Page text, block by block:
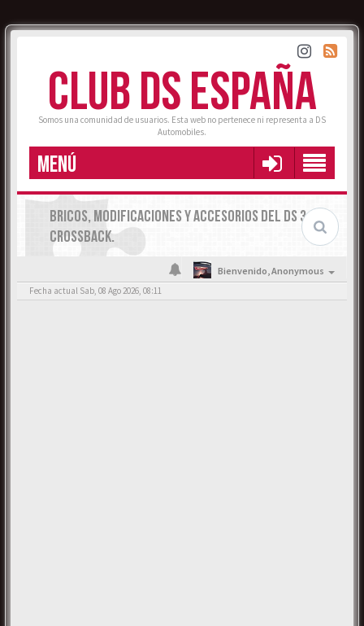
CLUB DS ESPAÑA
Somos una comunidad de usuarios. Esta web no pertenece ni representa a DS
Automobiles.
MENÚ
BRICOS, MODIFICACIONES Y ACCESORIOS DEL DS 3
CROSSBACK.
Bienvenido,Anonymous
Fecha actual Sab, 08 Ago 2026, 08:11